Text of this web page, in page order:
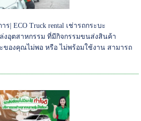
| ECO Truck rental เช่ารถกระบะ
งอุตสาหกรรม ที่มีกิจกรรมขนส่งสินค้า
ของคุณไม่พอ หรือ ไม่พร้อมใช้งาน สามารถ